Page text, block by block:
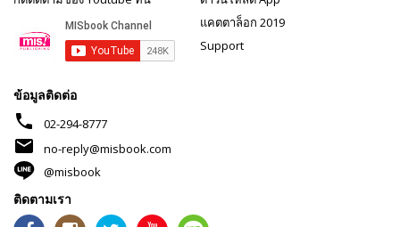
แคตตาล็อก 2019
Support
ข้อมูลติดต่อ
phone 02-294-8777
mail
no-reply@misbook.com
@misbook
ติดตามเรา